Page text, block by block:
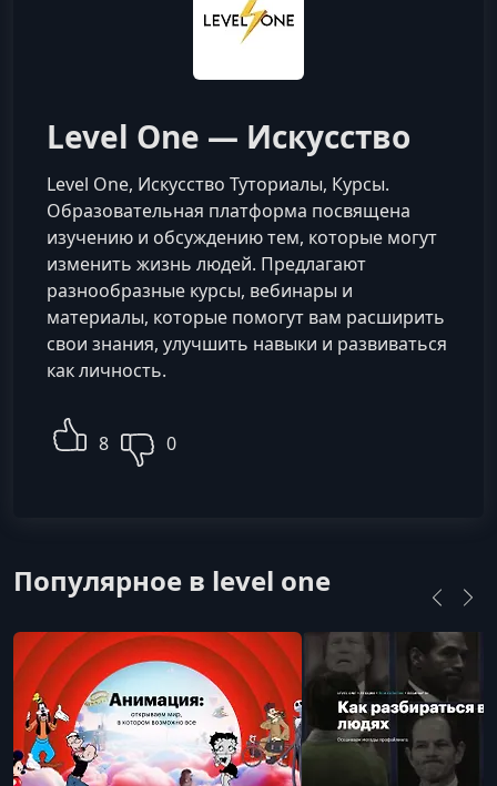
Level One — Искусство
Level One, Искусство Туториалы, Курсы.
Образовательная платформа посвящена
изучению и обсуждению тем, которые могут
изменить жизнь людей. Предлагают
разнообразные курсы, вебинары и
материалы, которые помогут вам расширить
свои знания, улучшить навыки и развиваться
как личность.
8 0
Популярное в level one